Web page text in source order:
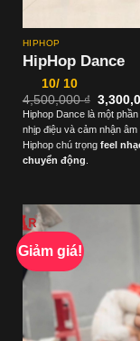
HIPHOP
HipHop Dance
10/ 10
4,500,000₫ Giá
gốc
là:
Hiphop Dance là một
nhịp điệu và cảm nhận
Hiphop chú trọng feel
chuyển động
Giảm giá!